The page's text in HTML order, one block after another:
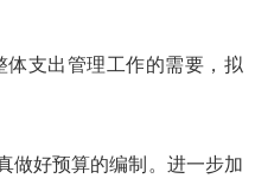
支出管理工作的需要，拟
做好预算的编制。进一步加